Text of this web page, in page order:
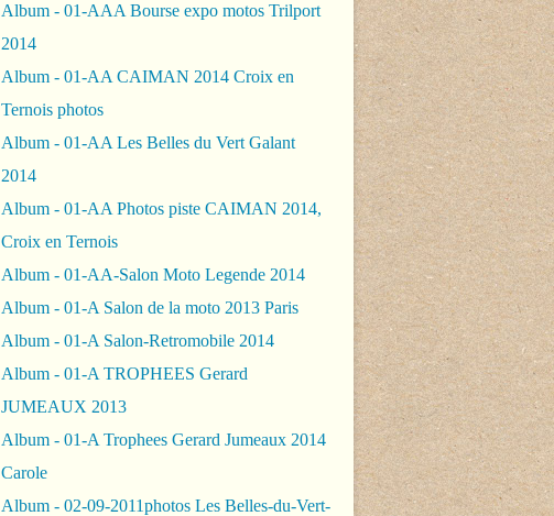
Album - 01-AAA Bourse expo motos Trilport
2014
Album - 01-AA CAIMAN 2014 Croix en
Ternois photos
Album - 01-AA Les Belles du Vert Galant
2014
Album - 01-AA Photos piste CAIMAN 2014,
Croix en Ternois
Album - 01-AA-Salon Moto Legende 2014
Album - 01-A Salon de la moto 2013 Paris
Album - 01-A Salon-Retromobile 2014
Album - 01-A TROPHEES Gerard
JUMEAUX 2013
Album - 01-A Trophees Gerard Jumeaux 2014
Carole
Album - 02-09-2011photos Les Belles-du-Vert-